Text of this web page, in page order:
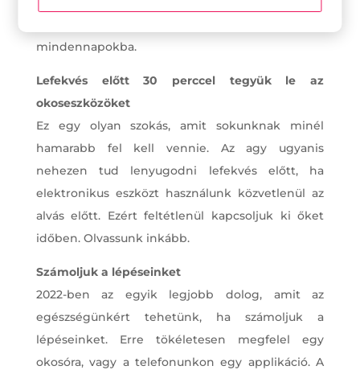
mindennapokba.
Lefekvés előtt 30 perccel tegyük le az
okoseszközöket
Ez egy olyan szokás, amit sokunknak minél
hamarabb fel kell vennie. Az agy ugyanis
nehezen tud lenyugodni lefekvés előtt, ha
elektronikus eszközt használunk közvetlenül az
alvás előtt. Ezért feltétlenül kapcsoljuk ki őket
időben. Olvassunk inkább.
Számoljuk a lépéseinket
2022-ben az egyik legjobb dolog, amit az
egészségünkért tehetünk, ha számoljuk a
lépéseinket. Erre tökéletesen megfelel egy
okosóra, vagy a telefonunkon egy applikáció. A